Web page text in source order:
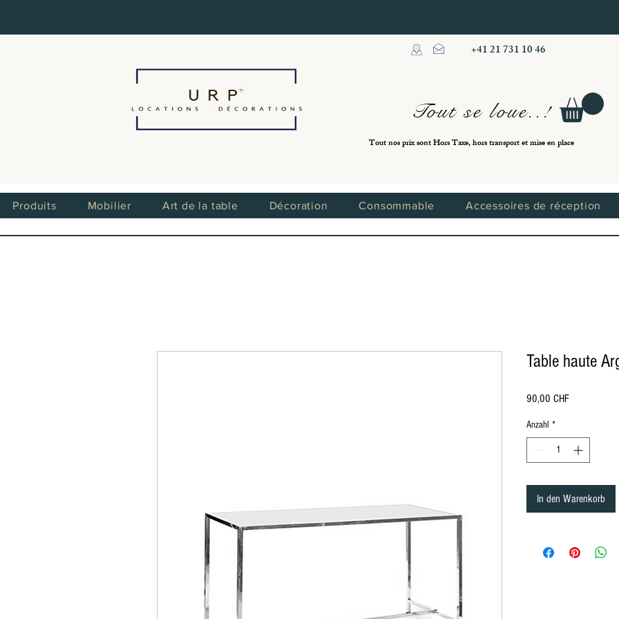
+41 21 731 10 46
Tout se loue..!
Tout nos prix sont Hors Taxe, hors transport et mise en place
Produits Mobilier Art de la table Décoration Consommable Accessoires de réception
, location de chaise à Lausanne Berne Fribourg Zürich, location de
décorations Lausanne Berne Fribourg Zürich, Location de mobilier en Suisse, Location de mobilier Lausanne, Location de mobilier à Montreux, Location de mobilier à Zurich, Location de mobilier en Valais, Location
mobilier Nyon, Location de mobilier à Genève, Location de mobilier à Bern, Location de mobilier à Bale, Location de mobilier à Saint-Moritz, Location de mobilier à Davos, Location de mobilier Gstaad, Location de
mobilier à Vevey, Location de mobilier à Yverdon, Location de mobilier au Grison, Location de mobilier au Jura, Location de mobilier à Paris, Location de mobilier à Delémont, Location de mobilier Lausanne, Location
Intérieures, Location de mobilier Appenzell Rhodes-Extérieures, Location de mobilier Bâle-Campagne, Location de mobilier Liestal, Location de mobilier Fribourg, Location de mobilier Glaris, Location de mobilier
Location de mobilier Obwald, Location de mobilier Saint-Gall, Location de mobilier Schaffhouse, Location de mobilier Sarnen, Location de mobilier Stans, Location de mobilier Coire, Location de mobilier Liestal,
mobilier Schwytz, Location de mobilier Thurgovie, Location de mobilier Frauenfeld, Location de mobilier Tessin, Location de mobilier Bellinzone, Location de mobilier Uri, Location de mobilier Altdorf, Location de
Location de mobilier, Table Ronde, Table rectangulaire, Table Haute, Table Mange débout, Housse Mange débout, Nappe de table ronde, nappe de table carré, nappe de table rectangulaire, Chaise , Chaise Napoléon,
Mobilier baroque, Mobilier Vintage, Tapis rouge, exposition, conférence, évènement, séparation, cloison, chaise en bois, chaise en plexiglass, Miroir, Décoration de table, Mariage, Art de la table, décoration Gatsby,
Tabouret de bar, Chandelier, Vase, Luminaire, Photophore, coussin, couteau de table, fourchette de table, cuillère, Housse de Chaise, Serviette de table, Végétation, Totem, Stèle, Pipe and Dripe, Rideaux, paravent,
rental in Lausanne Bern Friborg Zürich, chair rental in Lausanne Bern Friborg Zürich, rental of furniture and chairs in Bern in Friborg in Zürich, rental of furniture and decorations Lausanne Berne Friborg Zürich,
furniture in Montreux, Rental of furniture in Zurich, Rental of furniture in Valais, Rental of furniture in Lausanne, Rental of furniture in Lucerne, Rental of furniture Nyon, Rental of furniture in Geneva, Rental of furniture
Rental of furniture in Davos, Rental of furniture Gstaad, Rental of furniture in Verbier, Rental of furniture in Crans Montana, Rental of furniture in Vevey, Furniture rental in Yverdon, Furniture rental in Grison, Furniture
Furniture rental Lausanne, Furniture rental Aargau, Furniture rental Appenzell Innerrhoden, Appenzell Ausserrhoden furniture rental, Basel-Country furniture rental, Liestal furniture rental, Friborg furniture rental,
furniture in Neuchâtel, Rental of furniture in Nidwalden, Rental of furniture in Obwalden, Rental of furniture in St. Gallen, Rental of furniture in Schaffhausen, Rental of furniture in Sarnen, Rental of furniture in Stans,
Table haute
90,00 CHFPreis
Anzahl *
In den Warenkorb